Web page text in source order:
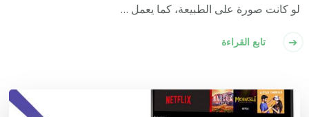
لو كانت صورة على الطبيعة، كما يعمل …
تابع القراءة